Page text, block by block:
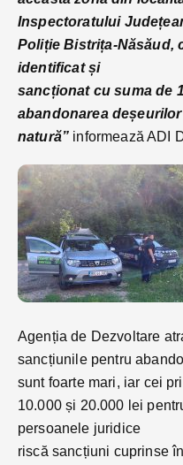
Inspectoratului
Poliție Bistrița-Năsăud,
identificat și
sancționat cu suma de
abandonarea
natură” informează ADI
Agenția de Dezvoltare
sancțiunile pentru
sunt foarte mari, iar cei
10.000 și 20.000 lei
persoanele juridice
riscă sancțiuni cuprinse